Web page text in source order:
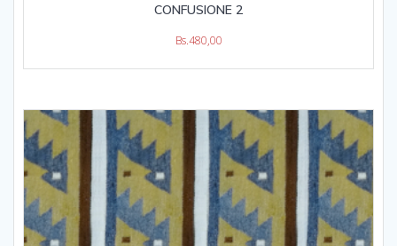
CONFUSIONE 2
Bs.480,00